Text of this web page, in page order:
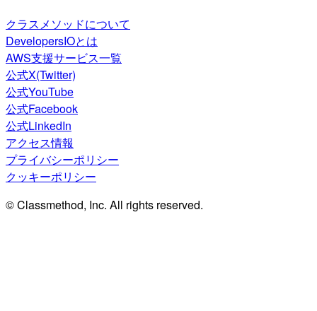
クラスメソッドについて
DevelopersIOとは
AWS支援サービス一覧
公式X(Twitter)
公式YouTube
公式Facebook
公式LinkedIn
アクセス情報
プライバシーポリシー
クッキーポリシー
© Classmethod, Inc. All rights reserved.